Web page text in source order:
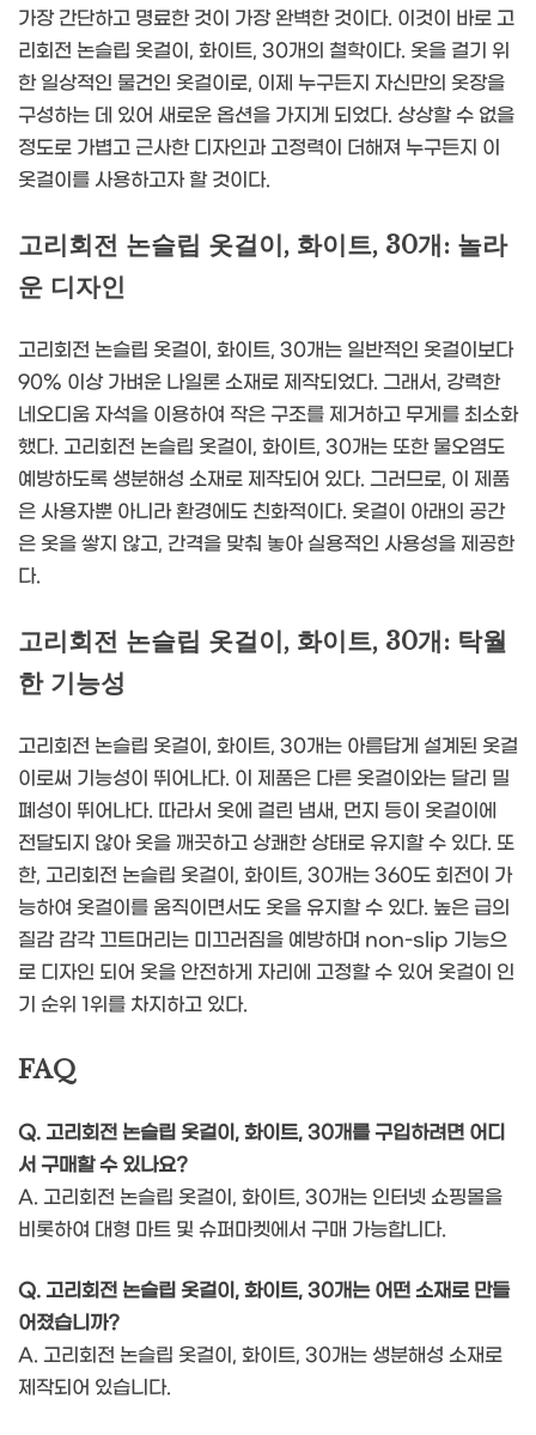
가장 간단하고 명료한 것이 가장 완벽한 것이다. 이것이 바로 고
리회전 논슬립 옷걸이, 화이트, 30개의 철학이다. 옷을 걸기 위
한 일상적인 물건인 옷걸이로, 이제 누구든지 자신만의 옷장을
구성하는 데 있어 새로운 옵션을 가지게 되었다. 상상할 수 없을
정도로 가볍고 근사한 디자인과 고정력이 더해져 누구든지 이
옷걸이를 사용하고자 할 것이다.
고리회전 논슬립 옷걸이, 화이트, 30개: 놀라
운 디자인
고리회전 논슬립 옷걸이, 화이트, 30개는 일반적인 옷걸이보다
90% 이상 가벼운 나일론 소재로 제작되었다. 그래서, 강력한
네오디움 자석을 이용하여 작은 구조를 제거하고 무게를 최소화
했다. 고리회전 논슬립 옷걸이, 화이트, 30개는 또한 물오염도
예방하도록 생분해성 소재로 제작되어 있다. 그러므로, 이 제품
은 사용자뿐 아니라 환경에도 친화적이다. 옷걸이 아래의 공간
은 옷을 쌓지 않고, 간격을 맞춰 놓아 실용적인 사용성을 제공한
다.
고리회전 논슬립 옷걸이, 화이트, 30개: 탁월
한 기능성
고리회전 논슬립 옷걸이, 화이트, 30개는 아름답게 설계된 옷걸
이로써 기능성이 뛰어나다. 이 제품은 다른 옷걸이와는 달리 밀
폐성이 뛰어나다. 따라서 옷에 걸린 냄새, 먼지 등이 옷걸이에
전달되지 않아 옷을 깨끗하고 상쾌한 상태로 유지할 수 있다. 또
한, 고리회전 논슬립 옷걸이, 화이트, 30개는 360도 회전이 가
능하여 옷걸이를 움직이면서도 옷을 유지할 수 있다. 높은 급의
질감 감각 끄트머리는 미끄러짐을 예방하며 non-slip 기능으
로 디자인 되어 옷을 안전하게 자리에 고정할 수 있어 옷걸이 인
기 순위 1위를 차지하고 있다.
FAQ
Q. 고리회전 논슬립 옷걸이, 화이트, 30개를 구입하려면 어디
서 구매할 수 있나요?
A. 고리회전 논슬립 옷걸이, 화이트, 30개는 인터넷 쇼핑몰을
비롯하여 대형 마트 및 슈퍼마켓에서 구매 가능합니다.
Q. 고리회전 논슬립 옷걸이, 화이트, 30개는 어떤 소재로 만들
어졌습니까?
A. 고리회전 논슬립 옷걸이, 화이트, 30개는 생분해성 소재로
제작되어 있습니다.